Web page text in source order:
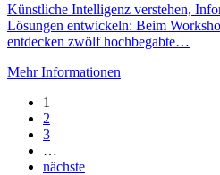
Künstliche Intelligenz verstehen,
Lösungen entwickeln: Beim
entdecken zwölf hochbegabte…
Mehr Informationen
1
2
3
…
nächste